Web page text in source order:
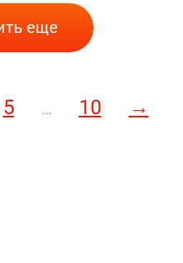
еще
5 ... 10 →